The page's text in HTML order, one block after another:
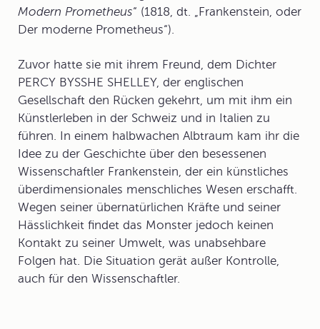
Modern Prometheus“ (1818, dt. „Frankenstein, oder
Der moderne Prometheus“).
Zuvor hatte sie mit ihrem Freund, dem Dichter
PERCY BYSSHE SHELLEY, der englischen
Gesellschaft den Rücken gekehrt, um mit ihm ein
Künstlerleben in der Schweiz und in Italien zu
führen. In einem halbwachen Albtraum kam ihr die
Idee zu der Geschichte über den besessenen
Wissenschaftler Frankenstein, der ein künstliches
überdimensionales menschliches Wesen erschafft.
Wegen seiner übernatürlichen Kräfte und seiner
Hässlichkeit findet das Monster jedoch keinen
Kontakt zu seiner Umwelt, was unabsehbare
Folgen hat. Die Situation gerät außer Kontrolle,
auch für den Wissenschaftler.